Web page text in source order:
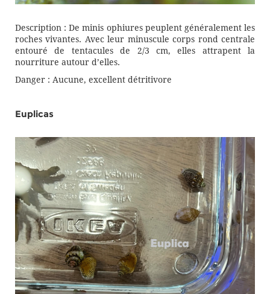
Description : De minis ophiures peuplent généralement les
roches vivantes. Avec leur minuscule corps rond centrale
entouré de tentacules de 2/3 cm, elles attrapent la
nourriture autour d’elles.
Danger : Aucune, excellent détritivore
Euplicas